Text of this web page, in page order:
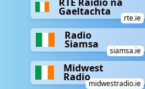
Gaeltachta
rte.ie
Radio
Siamsa
siamsa.ie
Midwest
Radio
midwestradio.ie